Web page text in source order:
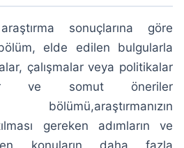
sonuçlarına göre
elde edilen bulgularla
çalışmalar veya politikalar
ve somut öneriler
bölümü,araştırmanızın
gereken adımların ve
konuların daha fazla